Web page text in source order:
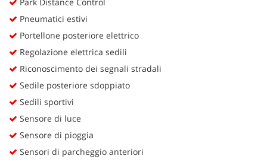
Pneumatici estivi
Portellone posteriore elettrico
Regolazione elettrica sedili
Riconoscimento dei segnali stradali
Sedile posteriore sdoppiato
Sedili sportivi
Sensore di luce
Sensore di pioggia
Sensori di parcheggio anteriori